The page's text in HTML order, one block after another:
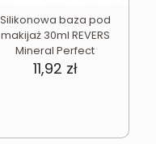
Silikonowa baza pod
makijaż 30ml REVERS
Mineral Perfect
11,92 zł